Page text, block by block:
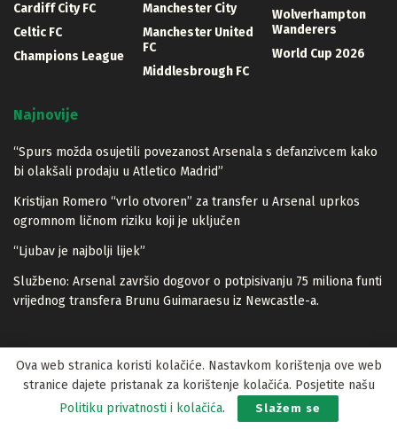
Cardiff City FC
Celtic FC
Champions League
Manchester City
Manchester United
FC
Middlesbrough FC
Wolverhampton
Wanderers
World Cup 2026
Najnovije
“Spurs možda osujetili povezanost Arsenala s defanzivcem kako
bi olakšali prodaju u Atletico Madrid”
Kristijan Romero “vrlo otvoren” za transfer u Arsenal uprkos
ogromnom ličnom riziku koji je uključen
“Ljubav je najbolji lijek”
Službeno: Arsenal završio dogovor o potpisivanju 75 miliona funti
vrijednog transfera Brunu Guimaraesu iz Newcastle-a.
© 2023 Lopta.net
Ova web stranica koristi kolačiće. Nastavkom korištenja ove web
stranice dajete pristanak za korištenje kolačića. Posjetite našu
Politiku privatnosti i kolačića. Slažem se